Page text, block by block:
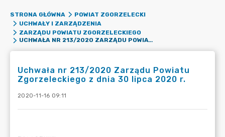
STRONA GŁÓWNA
POWIAT ZGORZELECKI
UCHWAŁY I ZARZĄDZENIA
ZARZĄDU POWIATU ZGORZELECKIEGO
UCHWAŁA NR 213/2020 ZARZĄDU POWIATU ZGORZELECKIEGO Z DNIA 30 LIPCA 2020 R.
Uchwała nr 213/2020 Zarządu Powiatu
Zgorzeleckiego z dnia 30 lipca 2020 r.
2020-11-16 09:11